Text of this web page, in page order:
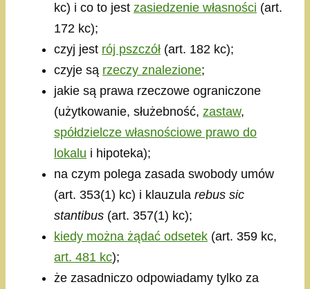
kc) i co to jest zasiedzenie własności (art.
172 kc);
czyj jest rój pszczół (art. 182 kc);
czyje są rzeczy znalezione;
jakie są prawa rzeczowe ograniczone
(użytkowanie, służebność, zastaw,
spółdzielcze własnościowe prawo do
lokalu i hipoteka);
na czym polega zasada swobody umów
(art. 353(1) kc) i klauzula rebus sic
stantibus (art. 357(1) kc);
kiedy można żądać odsetek (art. 359 kc,
art. 481 kc);
że zasadniczo odpowiadamy tylko za